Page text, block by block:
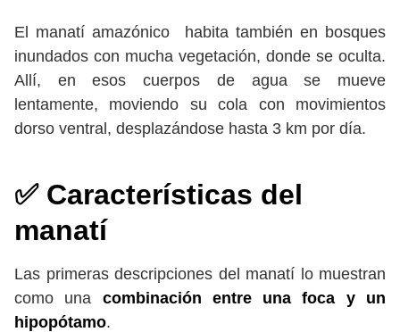
El manatí amazónico habita también en bosques
inundados con mucha vegetación, donde se oculta.
Allí, en esos cuerpos de agua se mueve
lentamente, moviendo su cola con movimientos
dorso ventral, desplazándose hasta 3 km por día.
✅ Características del
manatí
Las primeras descripciones del manatí lo muestran
como una combinación entre una foca y un
hipopótamo.